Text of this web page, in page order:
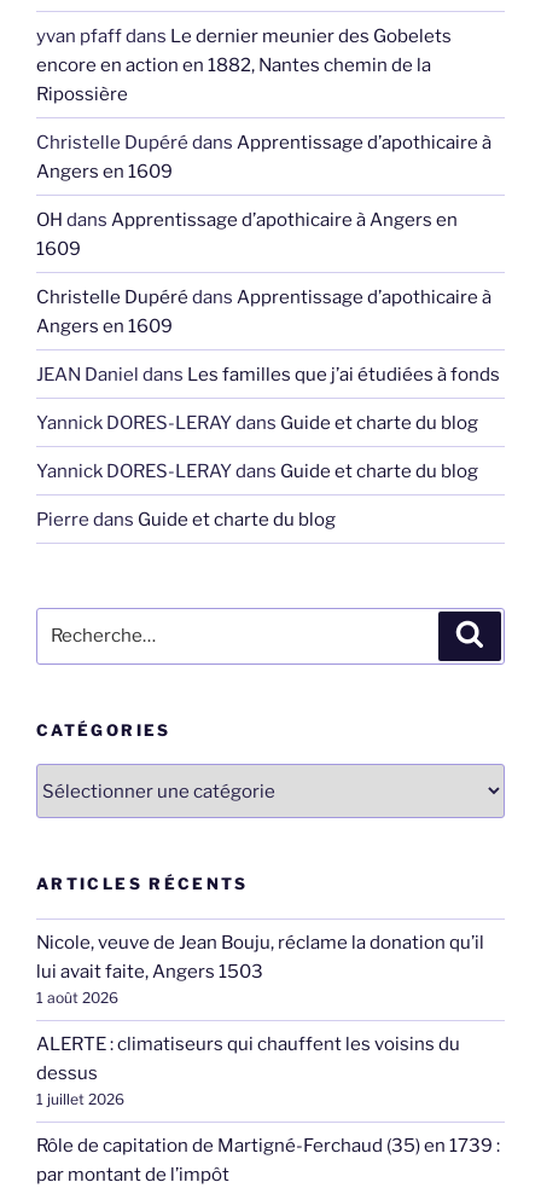
yvan pfaffdans Le dernier meunier des Gobelets
encore en action en 1882, Nantes chemin de la
Ripossière
Christelle Dupéré dans Apprentissage d’apothicaire à
Angers en 1609
OH dans Apprentissage d’apothicaire à Angers en
1609
Christelle Dupéré dans Apprentissage d’apothicaire à
Angers en 1609
JEAN Daniel dans Les familles que j’ai étudiées à fonds
Yannick DORES-LERAYdans Guide et charte du blog
Yannick DORES-LERAYdans Guide et charte du blog
Pierre dans Guide et charte du blog
pour
CATÉGORIES
ARTICLES RÉCENTS
Nicole, veuve de Jean Bouju, réclame la donation qu’il
lui avait faite, Angers 1503
1 août 2026
ALERTE : climatiseurs qui chauffent les voisins du
dessus
1 juillet 2026
Rôle de capitation de Martigné-Ferchaud (35) en 1739 :
par montant de l’impôt